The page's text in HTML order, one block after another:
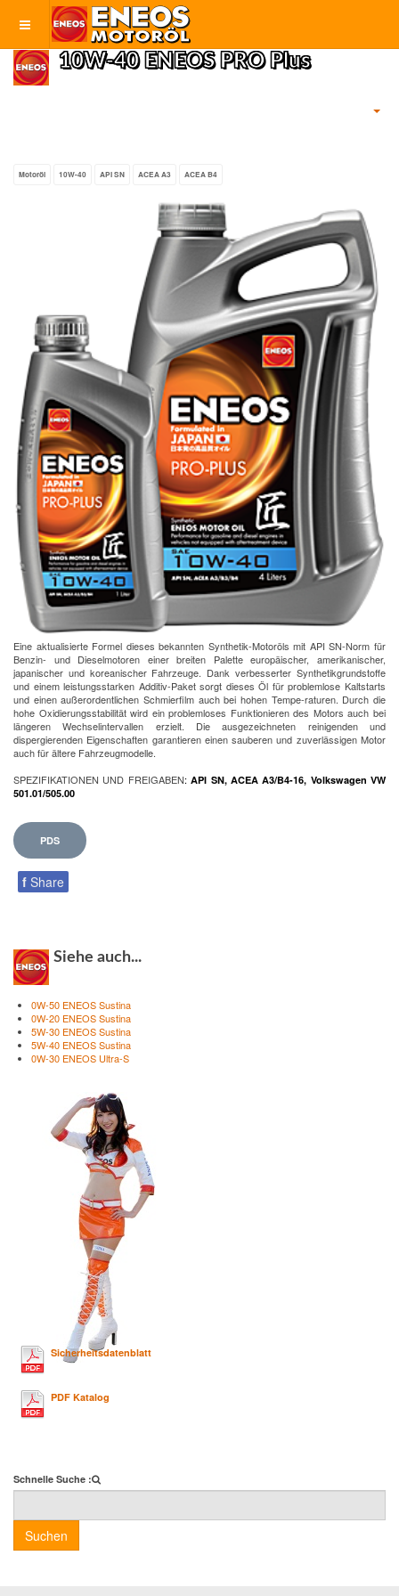
10W-40 ENEOS PRO Plus
Motoröl 10W-40 API SN ACEA A3 ACEA B4
Eine aktualisierte Formel dieses bekannten Synthetik-Motoröls mit API SN-Norm für
Benzin- und Dieselmotoren einer breiten Palette europäischer, amerikanischer,
japanischer und koreanischer Fahrzeuge. Dank verbesserter Synthetikgrundstoffe
und einem leistungsstarken Additiv-Paket sorgt dieses Öl für problemlose Kaltstarts
und einen außerordentlichen Schmierfilm auch bei hohen Tempe-raturen. Durch die
hohe Oxidierungsstabilität wird ein problemloses Funktionieren des Motors auch bei
längeren Wechselintervallen erzielt. Die ausgezeichneten reinigenden und
dispergierenden Eigenschaften garantieren einen sauberen und zuverlässigen Motor
auch für ältere Fahrzeugmodelle.
SPEZIFIKATIONEN UND FREIGABEN:API SN, ACEA A3/B4-16, Volkswagen VW
501.01/505.00
PDS
f Share
Siehe auch...
0W-50 ENEOS Sustina
0W-20 ENEOS Sustina
5W-30 ENEOS Sustina
5W-40 ENEOS Sustina
0W-30 ENEOS Ultra-S
Sicherheitsdatenblatt
PDF Katalog
Schnelle Suche :
Suchen